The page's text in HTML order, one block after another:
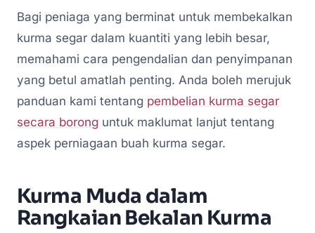
Bagi peniaga yang berminat untuk membekalkan
kurma segar dalam kuantiti yang lebih besar,
memahami cara pengendalian dan penyimpanan
yang betul amatlah penting. Anda boleh merujuk
panduan kami tentang pembelian kurma segar
secara borong untuk maklumat lanjut tentang
aspek perniagaan buah kurma segar.
Kurma Muda dalam
Rangkaian Bekalan Kurma